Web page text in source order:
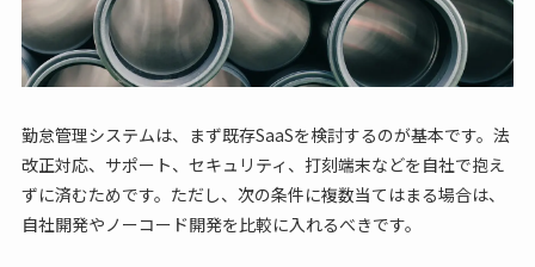
勤怠管理システムは、まず既存SaaSを検討するのが基本です。法
改正対応、サポート、セキュリティ、打刻端末などを自社で抱え
ずに済むためです。ただし、次の条件に複数当てはまる場合は、
自社開発やノーコード開発を比較に入れるべきです。